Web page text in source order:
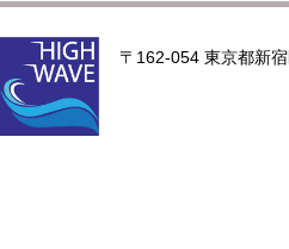
〒162-054 東京都新